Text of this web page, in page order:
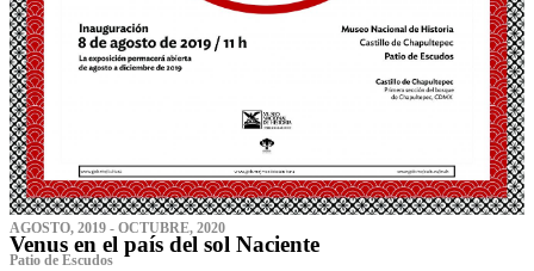
AGOSTO, 2019 - OCTUBRE, 2020
Venus en el país del sol Naciente
P‌atio de Escudos